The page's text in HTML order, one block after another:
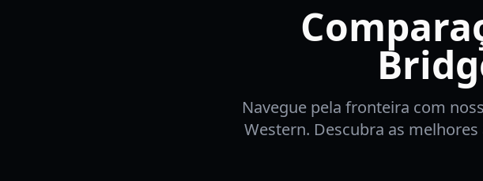
Navegue pela fronteira com
Western. Descubra as